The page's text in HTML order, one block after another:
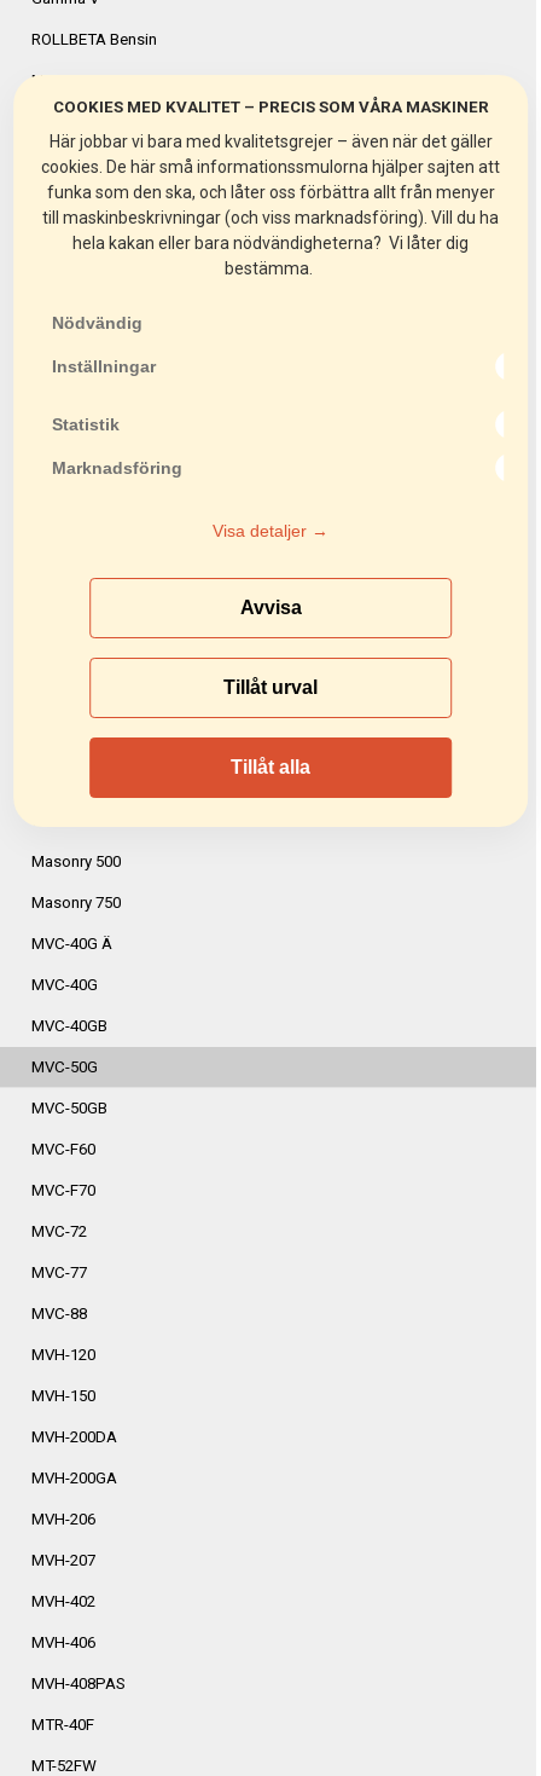
COOKIES MED KVALITET – PRECIS SOM VÅRA MASKINER
Här jobbar vi bara med kvalitetsgrejer – även när det gäller
cookies. De här små informationssmulorna hjälper sajten att
funka som den ska, och låter oss förbättra allt från menyer
till maskinbeskrivningar (och viss marknadsföring). Vill du ha
hela kakan eller bara nödvändigheterna? Vi låter dig
bestämma.
Nödvändig
Inställningar
Statistik
Marknadsföring
Visa detaljer →
Avvisa
Tillåt urval
Tillåt alla
ROLLBETA Bensin
Mix 120
Spin 30
BEF 203
FR200
EASY 180
TS 230M
Combi 350/600
TS 350S
Masonry 500
Masonry 750
MVC-40G Ä
MVC-40G
MVC-40GB
MVC-50G
MVC-50GB
MVC-F60
MVC-F70
MVC-72
MVC-77
MVC-88
MVH-120
MVH-150
MVH-200DA
MVH-200GA
MVH-206
MVH-207
MVH-402
MVH-406
MVH-408PAS
MTR-40F
MT-52FW